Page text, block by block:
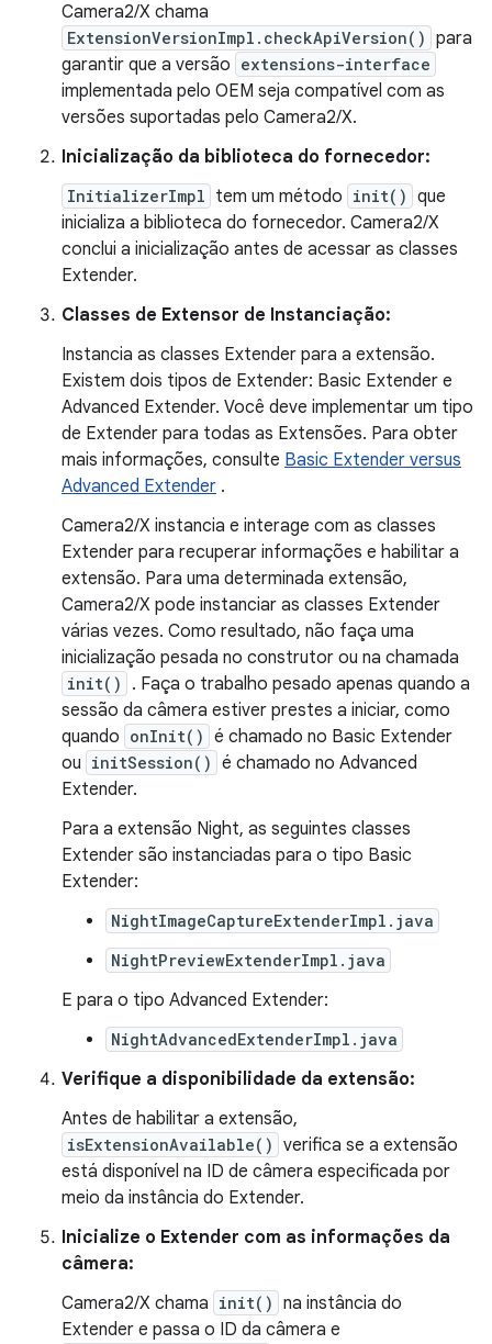
Camera2/X chama
ExtensionVersionImpl.checkApiVersion() para
garantir que a versão extensions-interface
implementada pelo OEM seja compatível com as
versões suportadas pelo Camera2/X.
Inicialização da biblioteca do fornecedor:
InitializerImpl tem um método init() que
inicializa a biblioteca do fornecedor. Camera2/X
conclui a inicialização antes de acessar as classes
Extender.
Classes de Extensor de Instanciação:
Instancia as classes Extender para a extensão.
Existem dois tipos de Extender: Basic Extender e
Advanced Extender. Você deve implementar um tipo
de Extender para todas as Extensões. Para obter
mais informações, consulte Basic Extender versus
Advanced Extender .
Camera2/X instancia e interage com as classes
Extender para recuperar informações e habilitar a
extensão. Para uma determinada extensão,
Camera2/X pode instanciar as classes Extender
várias vezes. Como resultado, não faça uma
inicialização pesada no construtor ou na chamada
init()
. Faça o trabalho pesado apenas quando a
sessão da câmera estiver prestes a iniciar, como
quando onInit() é chamado no Basic Extender
ou initSession() é chamado no Advanced
Extender.
Para a extensão Night, as seguintes classes
Extender são instanciadas para o tipo Basic
Extender:
NightImageCaptureExtenderImpl.java
NightPreviewExtenderImpl.java
E para o tipo Advanced Extender:
NightAdvancedExtenderImpl.java
Verifique a disponibilidade da extensão:
Antes de habilitar a extensão,
isExtensionAvailable() verifica se a extensão
está disponível na ID de câmera especificada por
meio da instância do Extender.
Inicialize o Extender com as informações da
câmera:
Camera2/X chama init() na instância do
Extender e passa o ID da câmera e